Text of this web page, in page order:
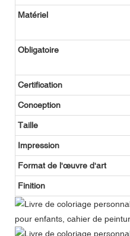
Matériel
Obligatoire
Certification
Conception
Taille
Impression
Format de l'œuvre d'art
Finition